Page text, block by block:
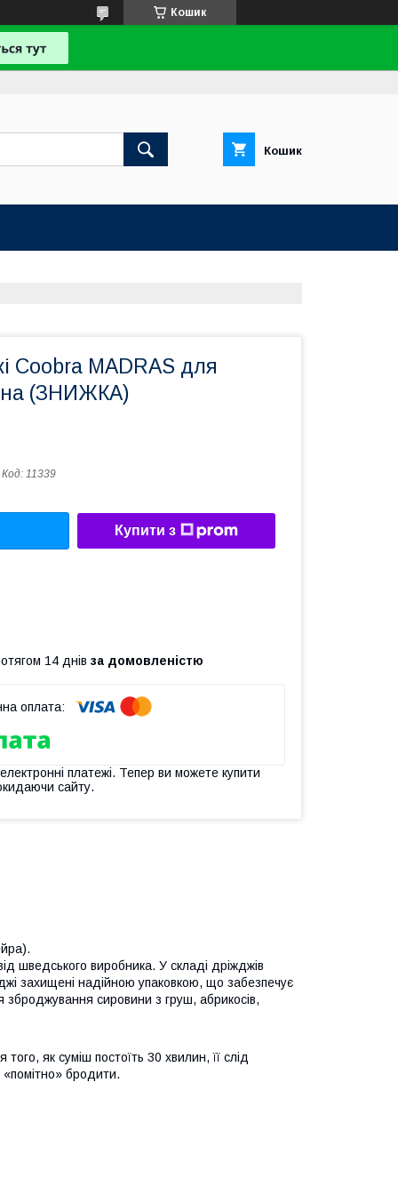
Кошик
Кошик
Coobra MADRAS для
(ЗНИЖКА)
Код: 11339
Купити з
14 днів за домовленістю
платежі. Тепер ви можете купити
сайту.
шведського виробника. У складі дріжджів
захищені надійною упаковкою, що забезпечує
сировини з груш, абрикосів,
як суміш постоїть 30 хвилин, її слід
бродити.